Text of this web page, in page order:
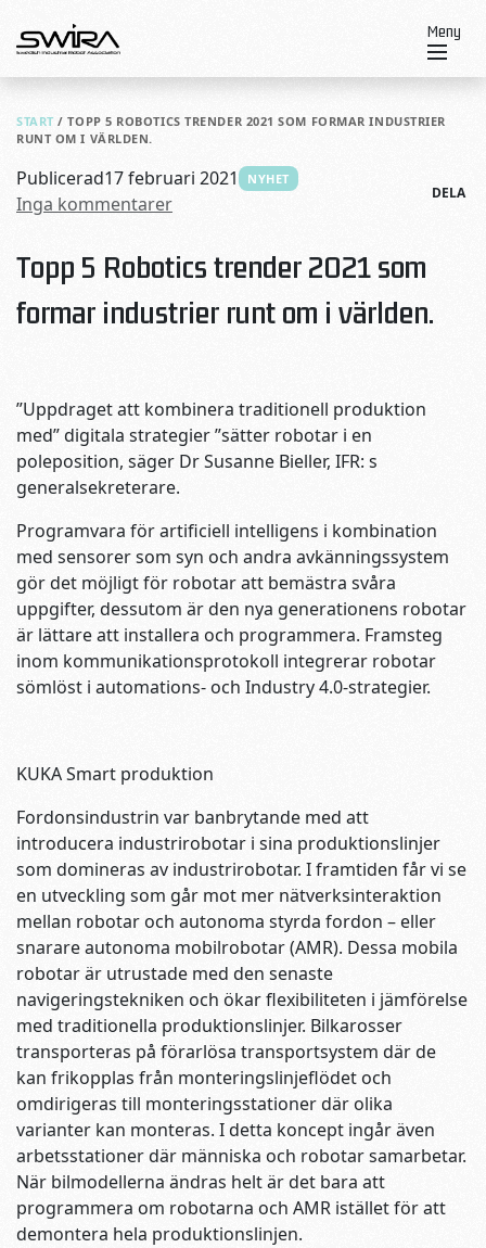
Meny
START / TOPP 5 ROBOTICS TRENDER 2021 SOM FORMAR INDUSTRIER
RUNT OM I VÄRLDEN.
Publicerad17 februari 2021 NYHET
Inga kommentarer DELA
Topp 5 Robotics trender 2021 som
formar industrier runt om i världen.
”Uppdraget att kombinera traditionell produktion
med” digitala strategier ”sätter robotar i en
poleposition, säger Dr Susanne Bieller, IFR: s
generalsekreterare.
Programvara för artificiell intelligens i kombination
med sensorer som syn och andra avkänningssystem
gör det möjligt för robotar att bemästra svåra
uppgifter, dessutom är den nya generationens robotar
är lättare att installera och programmera. Framsteg
inom kommunikationsprotokoll integrerar robotar
sömlöst i automations- och Industry 4.0-strategier.
KUKA Smart produktion
Fordonsindustrin var banbrytande med att
introducera industrirobotar i sina produktionslinjer
som domineras av industrirobotar. I framtiden får vi se
en utveckling som går mot mer nätverksinteraktion
mellan robotar och autonoma styrda fordon – eller
snarare autonoma mobilrobotar (AMR). Dessa mobila
robotar är utrustade med den senaste
navigeringstekniken och ökar flexibiliteten i jämförelse
med traditionella produktionslinjer. Bilkarosser
transporteras på förarlösa transportsystem där de
kan frikopplas från monteringslinjeflödet och
omdirigeras till monteringsstationer där olika
varianter kan monteras. I detta koncept ingår även
arbetsstationer där människa och robotar samarbetar.
När bilmodellerna ändras helt är det bara att
programmera om robotarna och AMR istället för att
demontera hela produktionslinjen.